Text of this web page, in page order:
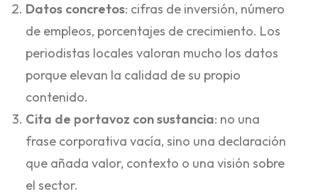
Datos concretos: cifras de inversión, número
de empleos, porcentajes de crecimiento. Los
periodistas locales valoran mucho los datos
porque elevan la calidad de su propio
contenido.
Cita de portavoz con sustancia: no una
frase corporativa vacía, sino una declaración
que añada valor, contexto o una visión sobre
el sector.